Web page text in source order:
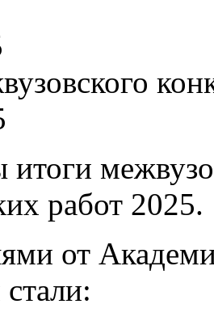
работ 2025.
от